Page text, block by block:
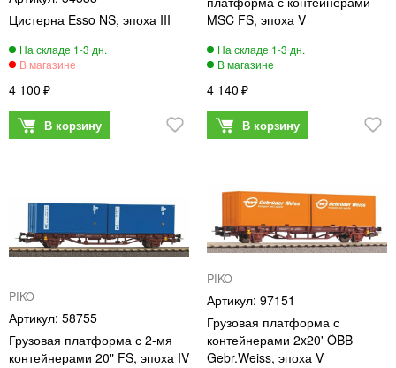
Цистерна Esso NS, эпоха III
4 100
MSC FS, эпоха V
4 140
PIKO
58755
Грузовая платформа с 2-мя
контейнерами 20" FS, эпоха IV
PIKO
97151
Грузовая платформа с
контейнерами 2x20' ÖBB
Gebr.Weiss, эпоха V